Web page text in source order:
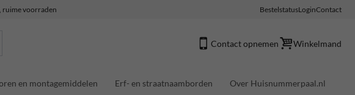
ruime voorraden BestelstatusLoginContact
Contact opnemen Winkelmand
en montagemiddelen Erf- en straatnaamborden Over Huisnummerpaal.nl